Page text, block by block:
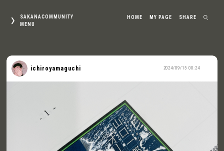
SAKANACOMMUNITY
MENU
HOME MY PAGE SHARE
2024/09/15 00:24
ichiroyamaguchi